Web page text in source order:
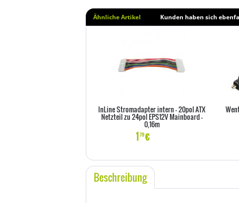
Ähnliche Artikel Kunden haben sich
InLine Stromadapter intern - 20pol ATX
Netzteil zu 24pol EPS12V Mainboard -
0,16m
1 79€
Beschreibung